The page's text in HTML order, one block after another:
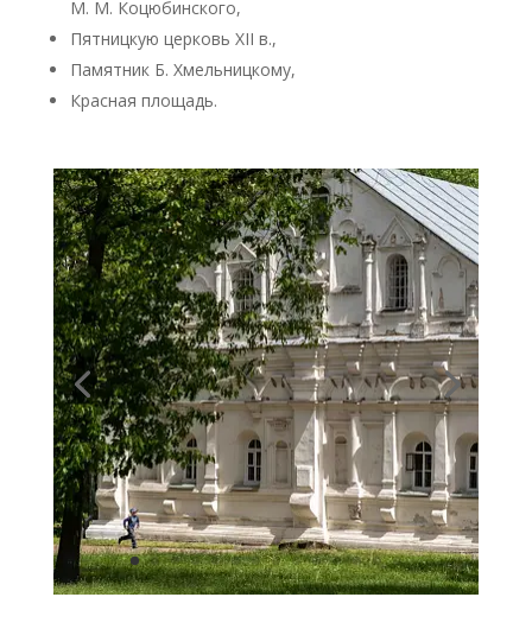
М. М. Коцюбинского,
Пятницкую церковь XII в.,
Памятник Б. Хмельницкому,
Красная площадь.